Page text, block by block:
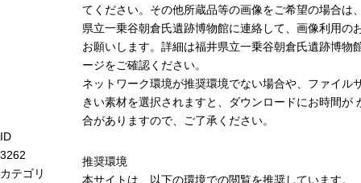
ID
3262
カテゴリ
てください。その他所蔵品等の画像をご希望の場合は
県立一乗谷朝倉氏遺跡博物館に連絡して、画像利用の
お願いします。詳細は福井県立一乗谷朝倉氏遺跡博物
ージをご確認ください。
ネットワーク環境が推奨環境でない場合や、ファイル
きい素材を選択されますと、ダウンロードにお時間が
合がありますので、ご了承ください。
推奨環境
本サイトは、以下の環境での閲覧を推奨しています。